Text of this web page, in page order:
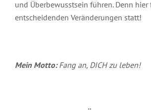
und Überbewusstsein führen. Denn
entscheidenden Veränderungen statt!
Mein Motto:Fang an, DICH zu leben!